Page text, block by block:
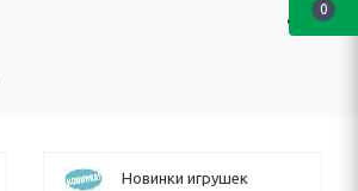
Новинки игрушек
0